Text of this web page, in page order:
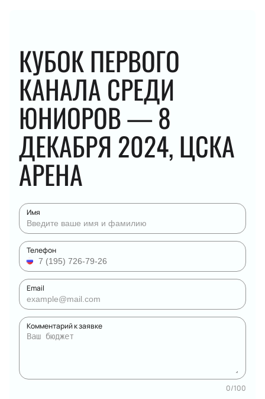
КУБОК ПЕРВОГО
КАНАЛА СРЕДИ
ЮНИОРОВ — 8
ДЕКАБРЯ 2024, ЦСКА
АРЕНА
Имя
Телефон
Email
Комментарий к заявке
0/100